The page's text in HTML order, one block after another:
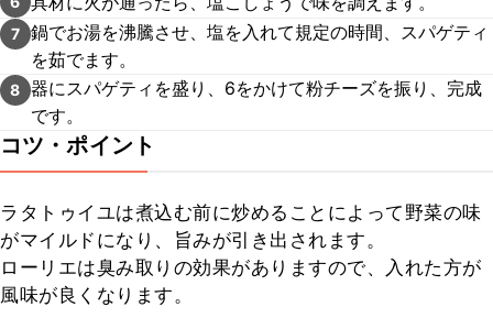
7 鍋でお湯を沸騰させ、塩を入れて規定の時間、スパゲティ
を茹でます。
8 器にスパゲティを盛り、6をかけて粉チーズを振り、完成
です。
コツ・ポイント
ラタトゥイユは煮込む前に炒めることによって野菜の味
がマイルドになり、旨みが引き出されます。
ローリエは臭み取りの効果がありますので、入れた方が
風味が良くなります。